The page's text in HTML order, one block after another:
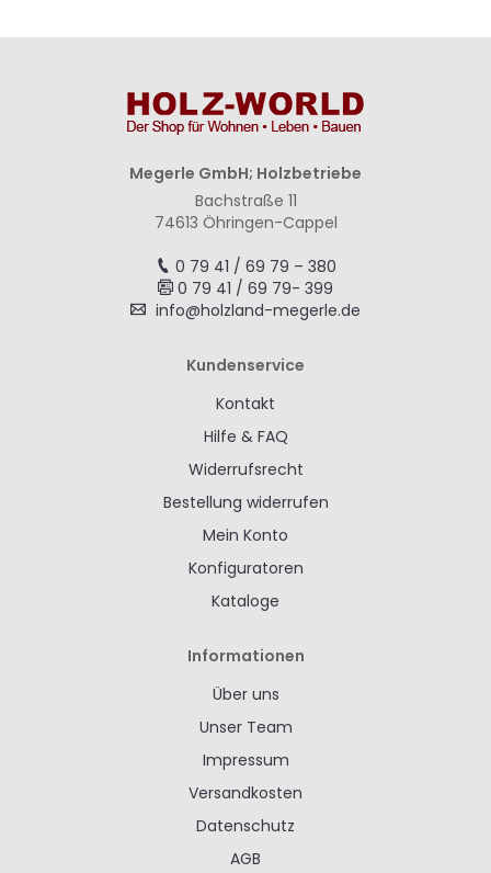
Megerle GmbH; Holzbetriebe
Bachstraße 11
74613 Öhringen-Cappel
0 79 41 / 69 79 – 380
0 79 41 / 69 79- 399
info@holzland-megerle.de
Kundenservice
Kontakt
Hilfe & FAQ
Widerrufsrecht
Bestellung widerrufen
Mein Konto
Konfiguratoren
Kataloge
Informationen
Über uns
Unser Team
Impressum
Versandkosten
Datenschutz
AGB